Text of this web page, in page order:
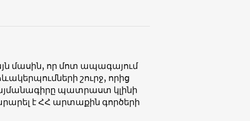
մասին, որ մոտ ապագայում
շուրջ, որից
պատրաստ կլինի
է ՀՀ արտաքին գործերի